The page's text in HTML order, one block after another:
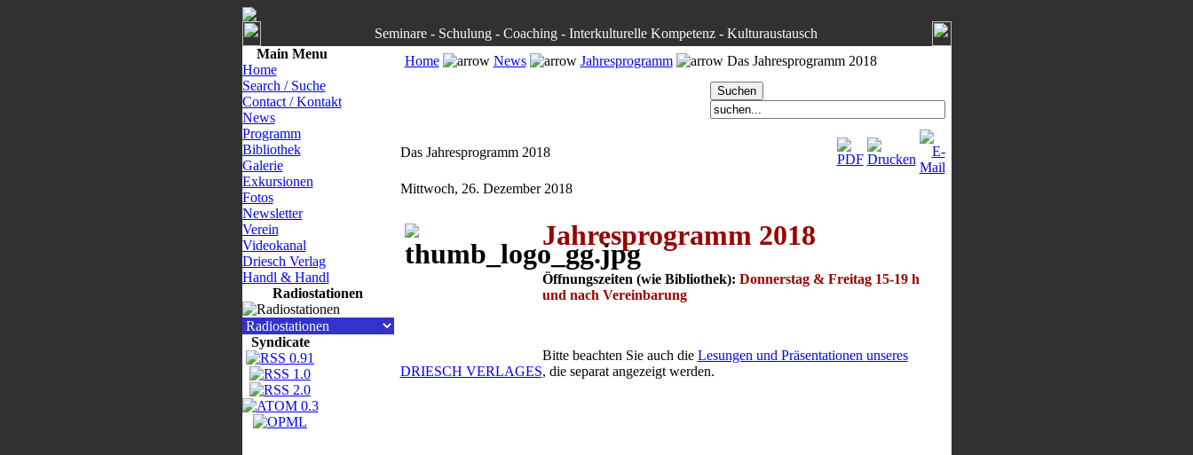
Seminare - Schulung - Coaching - Interkulturelle Kompetenz - Kulturaustausch
Main Menu
Home
Search / Suche
Contact / Kontakt
News
Programm
Bibliothek
Galerie
Exkursionen
Fotos
Newsletter
Verein
Videokanal
Driesch Verlag
Handl & Handl
Radiostationen
Syndicate
Home News Jahresprogramm Das Jahresprogramm 2018
Das Jahresprogramm 2018
Mittwoch, 26. Dezember 2018
Jahresprogramm 2018
Öffnungszeiten (wie Bibliothek): Donnerstag & Freitag 15-19 h
und nach Vereinbarung
Bitte beachten Sie auch die Lesungen und Präsentationen unseres
DRIESCH VERLAGES, die separat angezeigt werden.